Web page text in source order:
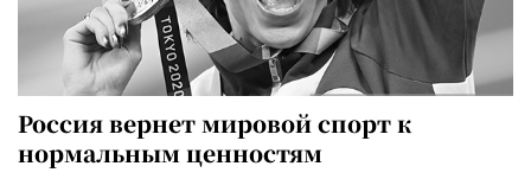
Россия вернет мировой спорт к
нормальным ценностям